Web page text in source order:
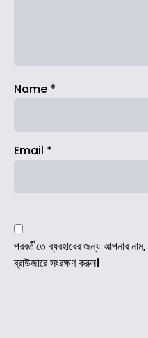
Name *
Email *
পরবর্তীতে ব্যবহারের জন্য আপনার
ব্রাউজারে সংরক্ষণ করুন।